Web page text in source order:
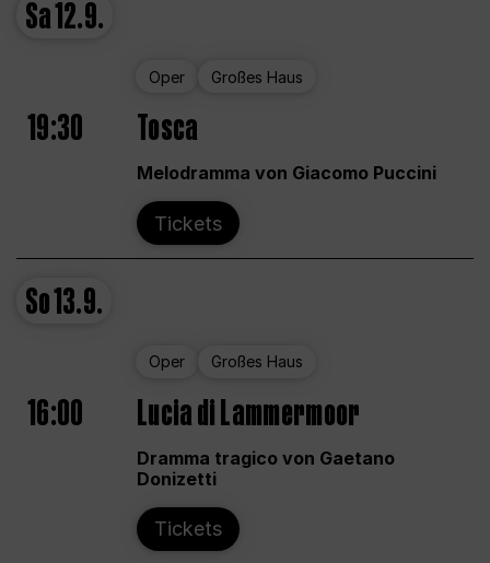
Sa12.9.
Oper Großes Haus
19:30 Tosca
Melodramma von Giacomo Puccini
Tickets
So13.9.
Oper Großes Haus
16:00 Lucia di Lammermoor
Dramma tragico von Gaetano
Donizetti
Tickets